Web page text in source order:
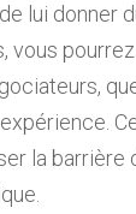
lui donner
vous
la barrière